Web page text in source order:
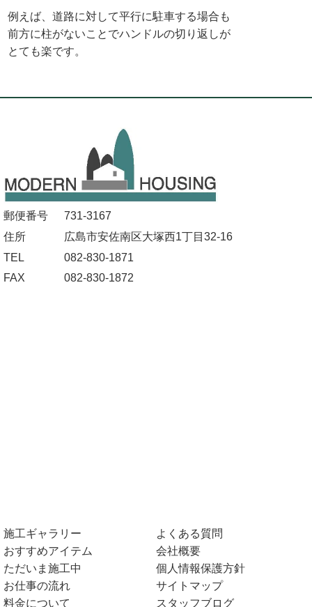
例えば、道路に対して平行に駐車する場合も
前方に柱がないことでハンドルの切り返しが
とても楽です。
郵便番号
731-3167
住所
広島市安佐南区大塚西1丁目32-16
TEL
082-830-1871
FAX
082-830-1872
施工ギャラリー
おすすめアイテム
ただいま施工中
お仕事の流れ
料金について
よくある質問
会社概要
個人情報保護方針
サイトマップ
スタッフブログ